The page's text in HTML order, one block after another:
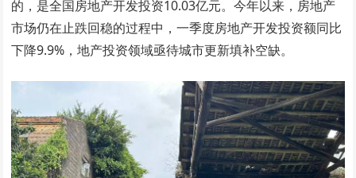
的，是全国房地产开发投资10.03亿元。今年以来，房地产
市场仍在止跌回稳的过程中，一季度房地产开发投资额同比
下降9.9%，地产投资领域亟待城市更新填补空缺。